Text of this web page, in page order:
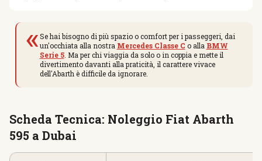
«Se hai bisogno di più spazio o comfort per i passeggeri, dai
un'occhiata alla nostra Mercedes Classe C o alla BMW
Serie 5. Ma per chi viaggia da solo o in coppia e mette il
divertimento davanti alla praticità, il carattere vivace
dell'Abarth è difficile da ignorare.
Scheda Tecnica: Noleggio Fiat Abarth
595 a Dubai